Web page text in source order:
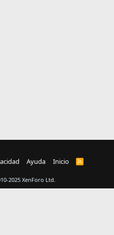
Ayuda Inicio
R
2025 XenForo Ltd.